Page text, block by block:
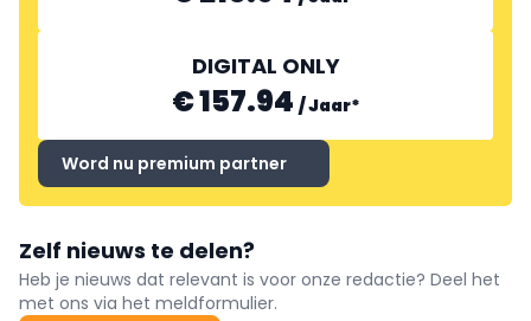
DIGITAL ONLY
€ 157.94 /Jaar*
Word nu premium partner
Zelf nieuws te delen?
Heb je nieuws dat relevant is voor onze redactie? Deel het
met ons via het meldformulier.